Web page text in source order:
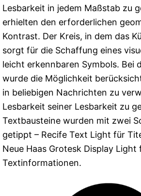
Lesbarkeit in jedem Maßstab zu
erhielten den erforderlichen
Kontrast. Der Kreis, in dem das
sorgt für die Schaffung eines
leicht erkennbaren Symbols. Bei
wurde die Möglichkeit
in beliebigen Nachrichten zu
Lesbarkeit seiner Lesbarkeit zu
Textbausteine ​​wurden mit zwei
getippt – Recife Text Light für
Neue Haas Grotesk Display Light
Textinformationen.